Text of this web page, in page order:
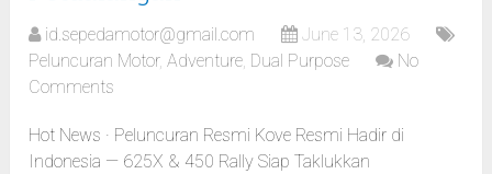
id.sepedamotor@gmail.com
June 13, 2026
Peluncuran Motor,Adventure, Dual Purpose
No
Comments
Hot News · Peluncuran Resmi Kove Resmi Hadir di
Indonesia — 625X & 450 Rally Siap Taklukkan